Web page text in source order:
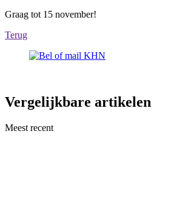
Graag tot 15 november!
Terug
Vergelijkbare artikelen
Meest recent